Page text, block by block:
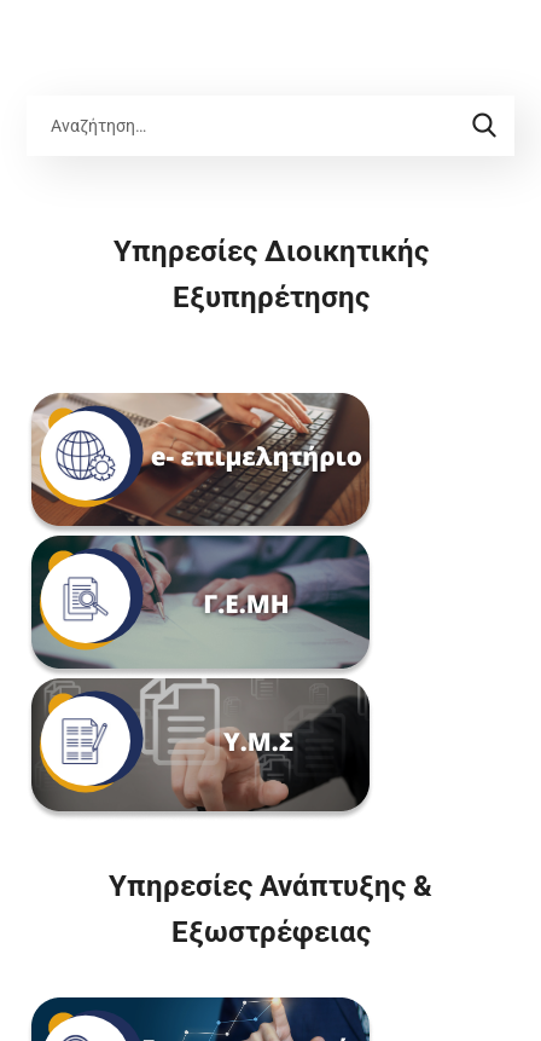
Υπηρεσίες Διοικητικής
Εξυπηρέτησης
Υπηρεσίες Ανάπτυξης &
Εξωστρέφειας